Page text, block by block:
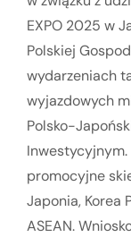
EXPO 2025 w
Polskiej
wydarzeniach
wyjazdowych
Polsko-
promocyjne
Japonia, Korea
ASEAN.